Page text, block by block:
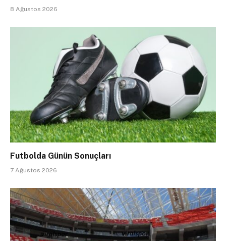
8 Ağustos 2026
Futbolda Günün Sonuçları
7 Ağustos 2026